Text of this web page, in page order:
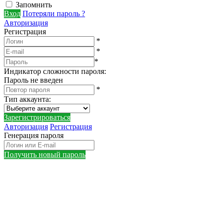
Запомнить
Вход Потеряли пароль ?
Авторизация
Регистрация
*
*
*
Индикатор сложности пароля:
Пароль не введен
*
Тип аккаунта:
Зарегистрироваться
Авторизация Регистрация
Генерация пароля
Получить новый пароль